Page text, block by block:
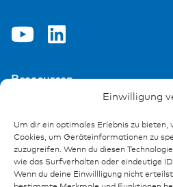
Einwilligung
Um dir ein optimales Erlebnis zu bieten,
Cookies, um Geräteinformationen zu
zuzugreifen. Wenn du diesen
wie das Surfverhalten oder eindeutige
Wenn du deine Einwillligung nicht
Ressourcen
Referenzen
Downloads
Impressum
Datenschutz